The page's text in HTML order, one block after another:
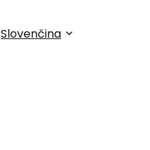
Slovenčina